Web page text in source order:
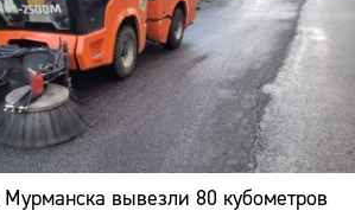
вывезли 80 кубометров